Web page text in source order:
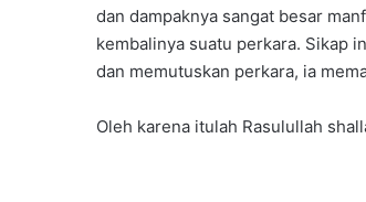
dan dampaknya sangat besar
kembalinya suatu perkara. Sikap
dan memutuskan perkara, ia
Oleh karena itulah Rasulullah